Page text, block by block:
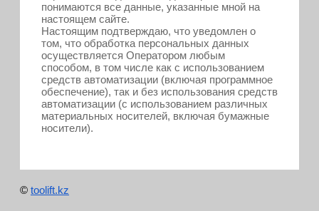
понимаются все данные, указанные мной на
настоящем сайте.
Настоящим подтверждаю, что уведомлен о
том, что обработка персональных данных
осуществляется Оператором любым
способом, в том числе как с использованием
средств автоматизации (включая программное
обеспечение), так и без использования средств
автоматизации (с использованием различных
материальных носителей, включая бумажные
носители).
© toolift.kz